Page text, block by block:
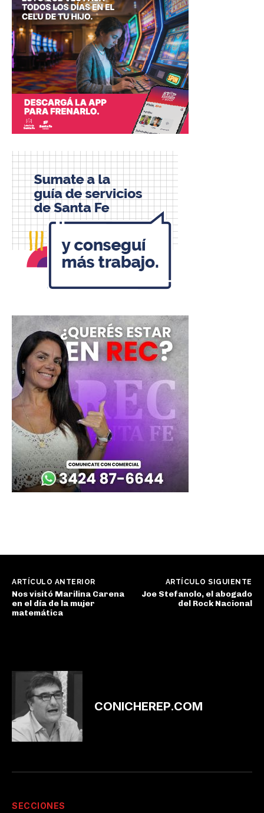
ARTÍCULO ANTERIOR
Nos visitó Marilina Carena
en el día de la mujer
matemática
ARTÍCULO SIGUIENTE
Joe Stefanolo, el abogado
del Rock Nacional
CONICHEREP.COM
SECCIONES